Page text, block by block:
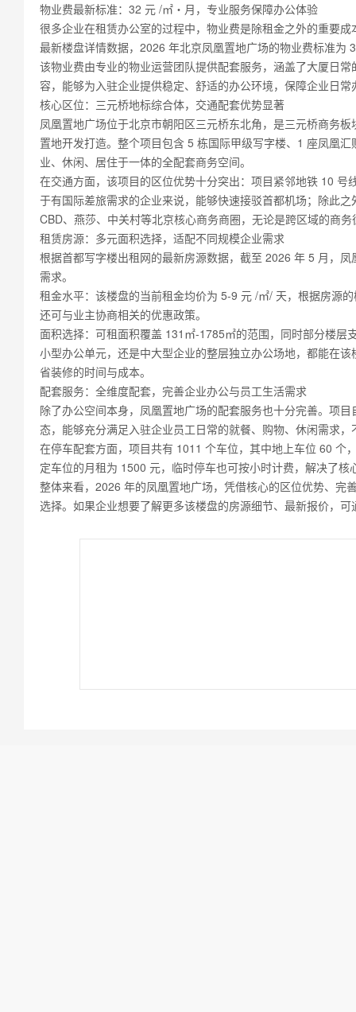
物业费最新标准：32 元 /㎡・月，专业服务保障办公体验
很多企业在租赁办公室的过程中，物业费是除租金之外的重要
最新楼盘详情数据，2026 年北京凤凰置地广场的物业费标准为
该物业费由专业的物业运营团队提供配套服务，涵盖了大厦日
容，能够为入驻企业提供稳定、舒适的办公环境，保障企业日常
核心区位：三元桥地标综合体，交通配套优势显著
凤凰置地广场位于北京市朝阳区三元桥东北角，是三元桥商务
置地开发打造。整个项目包含 5 栋国际甲级写字楼、1 座凤凰
业、休闲、居住于一体的全配套商务空间。
在交通方面，该项目的区位优势十分突出：项目紧邻地铁 10
于有国际差旅需求的企业来说，能够快速接驳首都机场；除此
CBD、燕莎、中关村等北京核心商务商圈，无论是跨区域的商
租赁房源：多元面积选择，适配不同规模企业需求
根据首都写字楼出租网的最新房源数据，截至 2026 年 5 月，
需求。
租金水平：该楼盘的当前租金均价为 5-9 元 /㎡/ 天，根据房源
还可与业主协商相关的优惠政策。
面积选择：可租面积覆盖 131㎡-1785㎡的范围，同时部分楼
小型办公单元，还是中大型企业的整层独立办公场地，都能在
省装修的时间与成本。
配套服务：全维度配套，完善企业办公与员工生活需求
除了办公空间本身，凤凰置地广场的配套服务也十分完善。项
态，能够充分满足入驻企业员工日常的就餐、购物、休闲需求
在停车配套方面，项目共有 1011 个车位，其中地上车位 60
定车位的月租为 1500 元，临时停车也可按小时计费，解决了核
整体来看，2026 年的凤凰置地广场，凭借核心的区位优势、
选择。如果企业想要了解更多该楼盘的房源细节、最新报价，